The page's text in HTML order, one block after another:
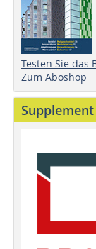
Testen Sie das
Zum Aboshop
Supplement